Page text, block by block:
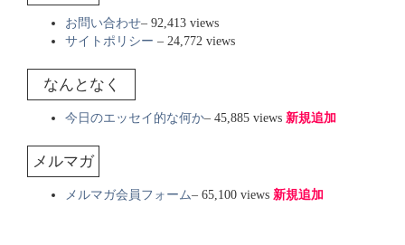
お問い合わせ– 92,413 views
サイトポリシー – 24,772 views
なんとなく
今日のエッセイ的な何か– 45,885 views 新規追加
メルマガ
メルマガ会員フォーム– 65,100 views 新規追加